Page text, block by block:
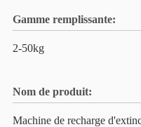
Gamme remplissante:
2-50kg
Nom de produit:
Machine de recharge